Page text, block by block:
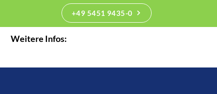
+49 5451 9435-0
Weitere Infos: